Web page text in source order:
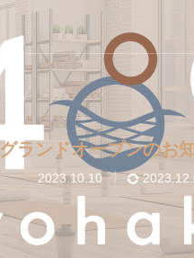
グランドオープンのお
2023.10.10